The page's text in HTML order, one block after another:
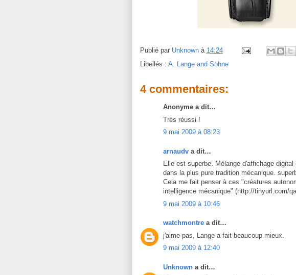
Publié par Unknown à 14:24
Libellés : A. Lange and Söhne
4 commentaires:
Anonyme a dit…
Très réussi !
9 mai 2009 à 08:23
arnaudv a dit…
Elle est superbe. Mélange d'affichage digital
dans la plus pure tradition mécanique.
Cela me fait penser à ces "créatures
intelligence mécanique" (http://tinyurl.com/
9 mai 2009 à 10:46
watchmontre a dit…
j'aime pas, Lange a fait beaucoup mieux.
9 mai 2009 à 12:40
Unknown a dit…